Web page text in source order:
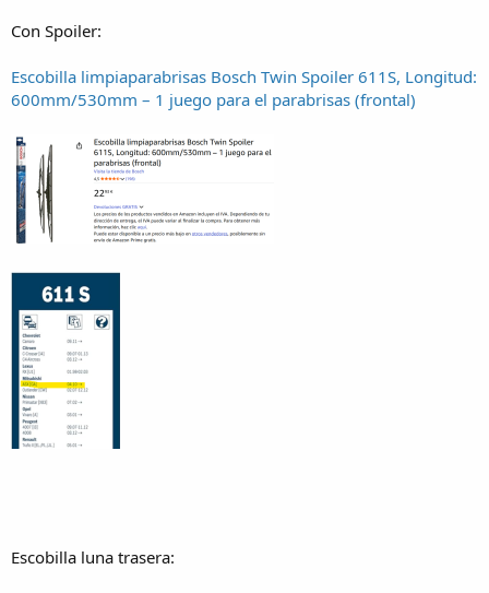
Con Spoiler:
Escobilla limpiaparabrisas Bosch Twin Spoiler 611S, Longitud:
600mm/530mm – 1 juego para el parabrisas (frontal)
Escobilla luna trasera: